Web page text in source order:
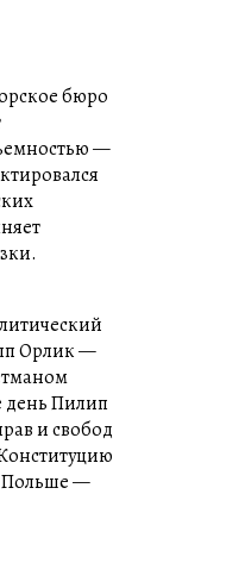
бюро
—
Орлик —
день Пилип
и свобод
Польше —